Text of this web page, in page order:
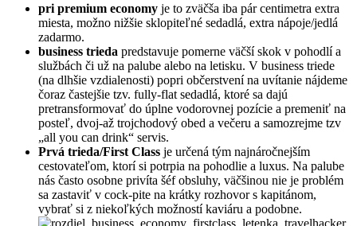
pri premium economy je to zväčša iba pár centimetra extra
miesta, možno nižšie sklopiteľné sedadlá, extra nápoje/jedlá
zadarmo.
business trieda predstavuje pomerne väčší skok v pohodlí a
službách či už na palube alebo na letisku. V business triede
(na dlhšie vzdialenosti) popri občerstvení na uvítanie nájdeme
čoraz častejšie tzv. fully-flat sedadlá, ktoré sa dajú
pretransformovať do úplne vodorovnej pozície a premeniť na
posteľ, dvoj-až trojchodový obed a večeru a samozrejme tzv
„all you can drink“ servis.
Prvá trieda/First Class je určená tým najnáročnejším
cestovateľom, ktorí si potrpia na pohodlie a luxus. Na palube
nás často osobne privíta šéf obsluhy, väčšinou nie je problém
sa zastaviť v cock-pite na krátky rozhovor s kapitánom,
vybrať si z niekoľkých možností kaviáru a podobne.